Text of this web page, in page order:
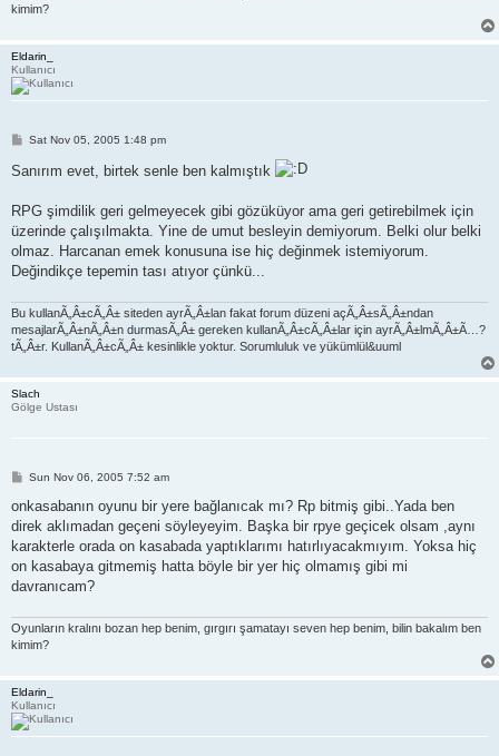
kimim?
Eldarin_
Kullanıcı
P
t
Sat Nov 05, 2005 1:48 pm
Sanırım evet, birtek senle ben kalmıştık
RPG şimdilik geri gelmeyecek gibi gözüküyor ama geri getirebilmek için
üzerinde çalışılmakta. Yine de umut besleyin demiyorum. Belki olur belki
olmaz. Harcanan emek konusuna ise hiç değinmek istemiyorum.
Değindikçe tepemin tası atıyor çünkü...
Bu kullanÃ„Â±cÃ„Â± siteden ayrÃ„Â±lan fakat forum düzeni açÃ„Â±sÃ„Â±ndan
mesajlarÃ„Â±nÃ„Â±n durmasÃ„Â± gereken kullanÃ„Â±cÃ„Â±lar için ayrÃ„Â±lmÃ„Â±Ã…?
tÃ„Â±r. KullanÃ„Â±cÃ„Â± kesinlikle yoktur. Sorumluluk ve yükümlül&uuml
Slach
Gölge Ustası
P
s
Sun Nov 06, 2005 7:52 am
onkasabanın oyunu bir yere bağlanıcak mı? Rp bitmiş gibi..Yada ben
direk aklımadan geçeni söyleyeyim. Başka bir rpye geçicek olsam ,aynı
karakterle orada on kasabada yaptıklarımı hatırlıyacakmıyım. Yoksa hiç
on kasabaya gitmemiş hatta böyle bir yer hiç olmamış gibi mi
davranıcam?
Oyunların kralını bozan hep benim, gırgırı şamatayı seven hep benim, bilin bakalım ben
kimim?
Eldarin_
Kullanıcı